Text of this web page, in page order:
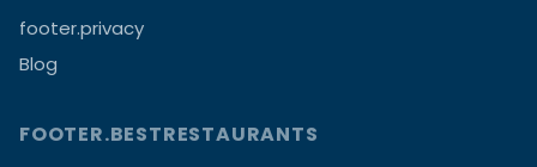
footer.privacy
Blog
FOOTER.BESTRESTAURANTS